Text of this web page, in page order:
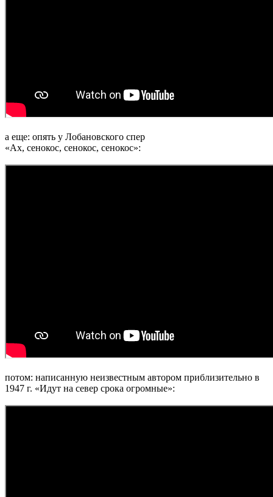
а еще: опять у Лобановского спер
«Ах, сенокос, сенокос, сенокос»:
потом: написанную неизвестным автором приблизительно в
1947 г. «Идут на север срока огромные»: